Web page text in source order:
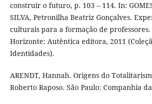
construir o futuro, p. 103 – 114. In:
SILVA, Petronilha Beatriz Gonçalves.
culturais para a formação de professores.
Horizonte: Autêntica editora, 2011
Identidades).
ARENDT, Hannah. Origens do
Roberto Raposo. São Paulo: Companhia